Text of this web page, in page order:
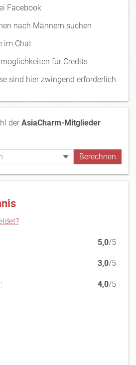
Facebook
nach Männern suchen
im Chat
für Credits
sind hier zwingend erforderlich
der AsiaCharm-Mitglieder
5,0/5
3,0/5
4,0/5